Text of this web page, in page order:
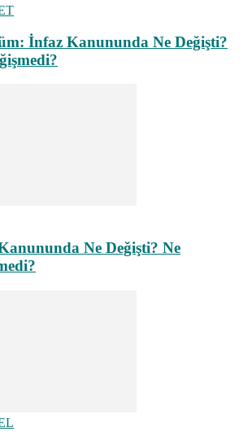
İnfaz Kanununda Ne Değişti?
Ne Değişti? Ne